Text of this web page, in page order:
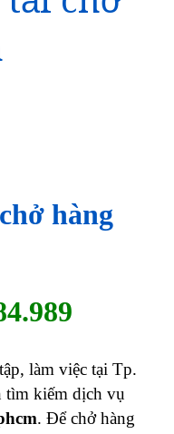
hàng
làm việc tại Tp.
tìm kiếm dịch vụ
. Để chở hàng